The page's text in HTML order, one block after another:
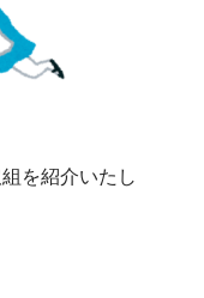
を紹介いたし